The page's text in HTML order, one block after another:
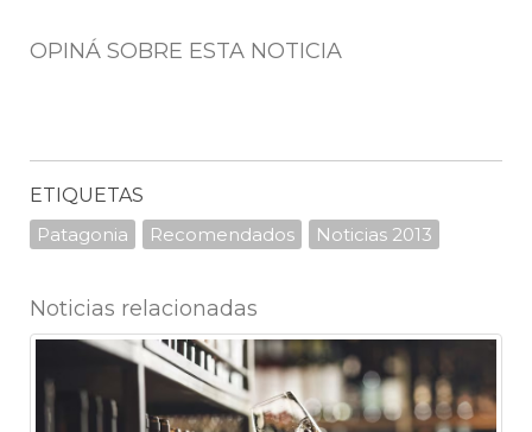
OPINÁ SOBRE ESTA NOTICIA
ETIQUETAS
Patagonia
Recomendados Noticias 2013
Noticias relacionadas